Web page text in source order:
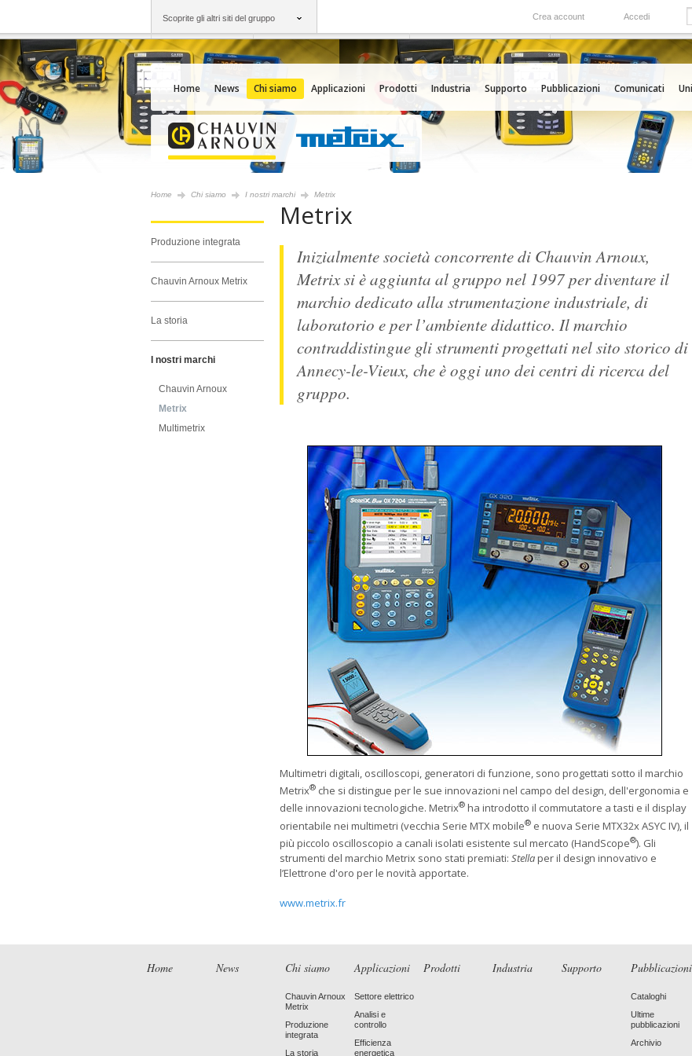
Scoprite gli altri siti del gruppo Accedi
Crea account
Gruppo
Chauvin Arnoux
Società
Un'offerta al vostro servizio
Nel mondo
Le nostre filiali all'estero
Home News Chi siamo Applicazioni Prodotti Industria Supporto Pubblicazioni Comunicati
Home Chi siamo I nostri marchi Metrix
Produzione integrata
Chauvin Arnoux Metrix
La storia
I nostri marchi
Chauvin Arnoux
Metrix
Multimetrix
Metrix
Inizialmente società concorrente di Chauvin Arnoux,
Metrix si è aggiunta al gruppo nel 1997 per diventare il
marchio dedicato alla strumentazione industriale, di
laboratorio e per l’ambiente didattico. Il marchio
contraddistingue gli strumenti progettati nel sito storico di
Annecy-le-Vieux, che è oggi uno dei centri di ricerca del
gruppo.
Multimetri digitali, oscilloscopi, generatori di funzione, sono progettati sotto il marchio
Metrix® che si distingue per le sue innovazioni nel campo del design, dell'ergonomia e
delle innovazioni tecnologiche. Metrix® ha introdotto il commutatore a tasti e il display
orientabile nei multimetri (vecchia Serie MTX mobile® e nuova Serie MTX32x ASYC IV), il
più piccolo oscilloscopio a canali isolati esistente sul mercato (HandScope®). Gli
strumenti del marchio Metrix sono stati premiati: Stellaper il design innovativo e
l’Elettrone d'oro per le novità apportate.
www.metrix.fr
Home News Chi siamo
Chauvin Arnoux
Metrix
Produzione
integrata
La storia
Applicazioni
Settore elettrico
Analisi e
controllo
Efficienza
energetica
Prodotti Industria Supporto Pubblicazioni
Cataloghi
Ultime
pubblicazioni
Archivio